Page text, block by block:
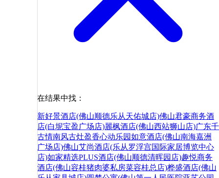
在结果中找：
新好景酒店(佛山顺德乐从天佑城店)佛山君豪商务酒
店(白坭宝盈广场店)麗枫酒店(佛山西站狮山店)广东千
古情南风古灶盈香心动乐园如意酒店(佛山南海嘉洲
广场店)佛山艾尚酒店(乐从罗浮宫国际家居博览中心
店)如家精选PLUS酒店(佛山顺德清晖园店)趣悦商务
酒店(佛山容桂猪肉婆私房菜容桂总店)桦盛酒店(佛山